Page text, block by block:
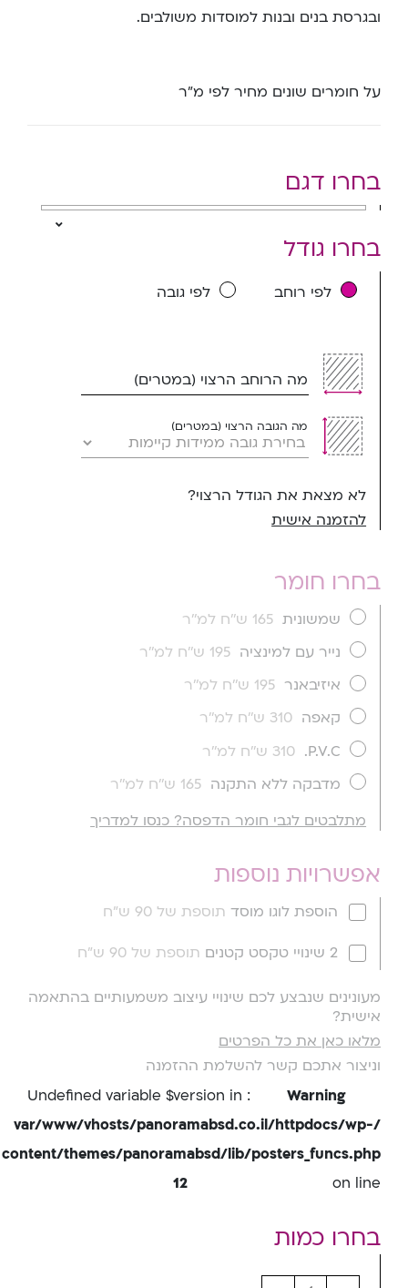
ובגרסת בנים ובנות למוסדות משולבים.
על חומרים שונים מחיר לפי מ”ר
בחרו דגם
בחרו גודל
לפי רוחב לפי גובה
מה הרוחב הרצוי (במטרים)
מה הגובה הרצוי (במטרים)
לא מצאת את הגודל הרצוי?
להזמנה אישית
בחרו חומר
שמשונית 165 ש''ח למ''ר
נייר עם למינציה 195 ש''ח למ''ר
איזיבאנר 195 ש''ח למ''ר
קאפה 310 ש''ח למ''ר
P.V.C.
310 ש''ח למ''ר
מדבקה ללא התקנה 165 ש''ח למ''ר
מתלבטים לגבי חומר הדפסה? כנסו למדריך
אפשרויות נוספות
הוספת לוגו מוסד תוספת של 90 ש"ח
2 שינויי טקסט קטנים תוספת של 90 ש"ח
מעונינים שנבצע לכם שינויי עיצוב משמעותיים בהתאמה
אישית?
מלאו כאן את כל הפרטים
וניצור אתכם קשר להשלמת ההזמנה
Warning
: Undefined variable $version in
/var/www/vhosts/panoramabsd.co.il/httpdocs/wp-
content/themes/panoramabsd/lib/posters_funcs.php
on line
12